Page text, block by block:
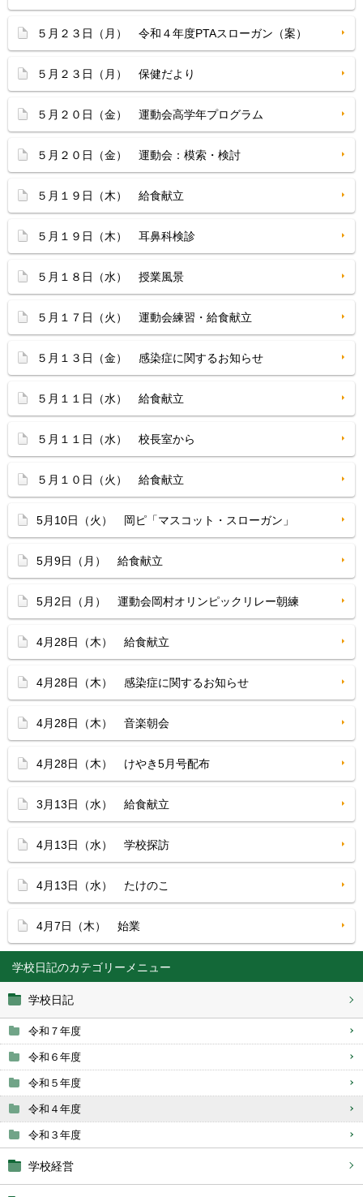
学校日記
学校日記
令和７年度
令和６年度
令和５年度
令和４年度
令和３年度
学校経営
５月２３日（月） 令和４年度PTAスローガン（案）
５月２３日（月） 保健だより
５月２０日（金） 運動会高学年プログラム
５月２０日（金） 運動会：模索・検討
５月１９日（木） 給食献立
５月１９日（木） 耳鼻科検診
５月１８日（水） 授業風景
５月１７日（火） 運動会練習・給食献立
５月１３日（金） 感染症に関するお知らせ
５月１１日（水） 給食献立
５月１１日（水） 校長室から
５月１０日（火） 給食献立
5月10日（火） 岡ピ「マスコット・スローガン」
5月9日（月） 給食献立
5月2日（月） 運動会岡村オリンピックリレー朝練
4月28日（木） 給食献立
4月28日（木） 感染症に関するお知らせ
4月28日（木） 音楽朝会
4月28日（木） けやき5月号配布
3月13日（水） 給食献立
4月13日（水） 学校探訪
4月13日（水） たけのこ
4月7日（木） 始業